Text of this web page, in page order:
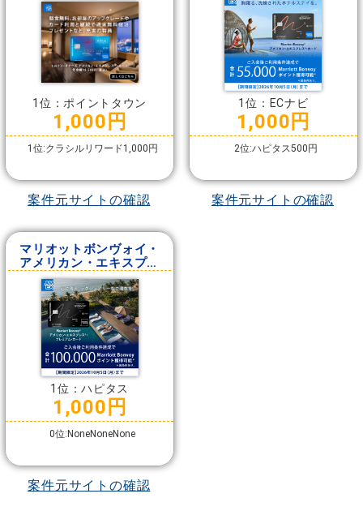
1位：ポイントタウン
1,000円
1位:クラシルリワード1,000円
案件元サイトの確認
1位：ECナビ
1,000円
2位:ハピタス500円
案件元サイトの確認
マリオットボンヴォイ・
アメリカン・エキスプレ
ス・プレミアム・カード
1位：ハピタス
1,000円
0位:NoneNoneNone
案件元サイトの確認